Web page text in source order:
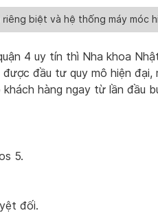
biệt và hệ thống máy móc
4 uy tín thì Nha khoa
đầu tư quy mô hiện đại,
hàng ngay từ lần đầu
5.
đối.